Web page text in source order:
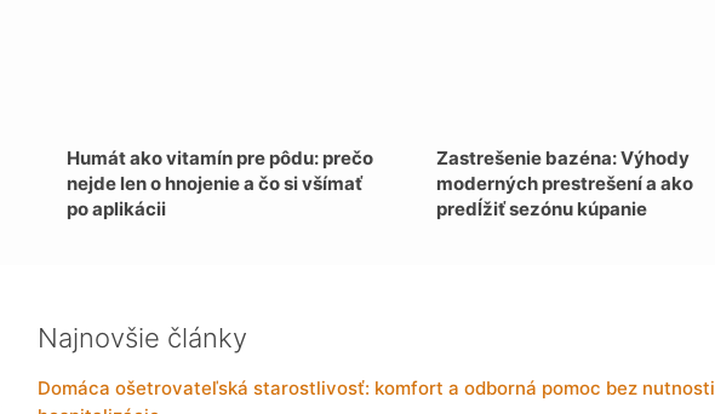
Humát ako vitamín pre pôdu: prečo
nejde len o hnojenie a čo si všímať
po aplikácii
Zastrešenie bazéna: Výhody
moderných prestrešení a ako
predĺžiť sezónu kúpanie
Najnovšie články
Domáca ošetrovateľská starostlivosť: komfort a odborná pomoc bez nutnosti